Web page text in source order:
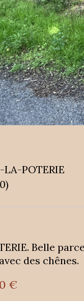
POTERIE
Belle
des chênes.
€